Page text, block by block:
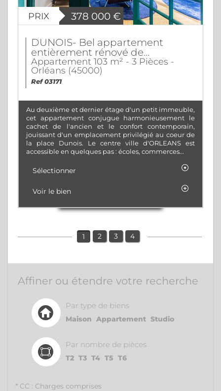
PRIX 378 000 €
DUNOIS- Bel appartement
entièrement rénové de...
Appartement 103 m² - 3 Pièces -
Orléans (45000)
Ref 03171
Au deuxième et dernier étage d'un petit immeuble,
cet appartement conjugue harmonieusement le
cachet de l'ancien et le confort contemporain,
jouissant d'un emplacement privilégié au coeur de
la place Dunois. Le centre ville d'ORLEANS est
accessible en quelques pas : écoles, commerces...
Sélectionner
Voir le bien
1 2 3 4
Affiner ou étendre votre recherche
Par type de biens
Maison Appartement Studio
Par nombre de pièces
T2 T3 T4 T5 T6
* CC : Charges comprises